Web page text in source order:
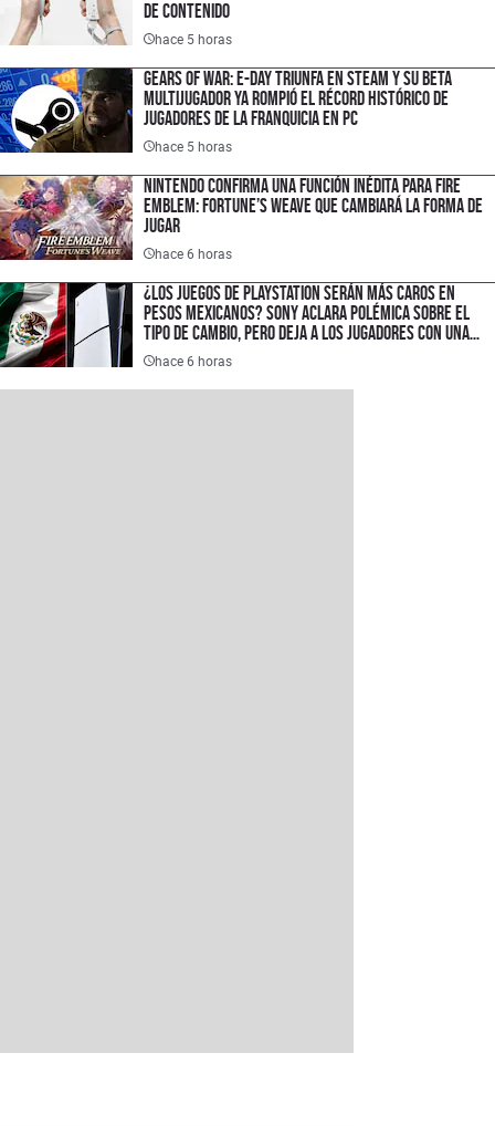
de contenido
hace 5 horas
Gears of War: E-Day triunfa en Steam y su Beta
multijugador ya rompió el récord histórico de
jugadores de la franquicia en PC
hace 5 horas
Nintendo confirma una función inédita para Fire
Emblem: Fortune’s Weave que cambiará la forma de
jugar
hace 6 horas
¿Los juegos de PlayStation serán más caros en
pesos mexicanos? Sony aclara polémica sobre el
tipo de cambio, pero deja a los jugadores con una
duda importante
hace 6 horas